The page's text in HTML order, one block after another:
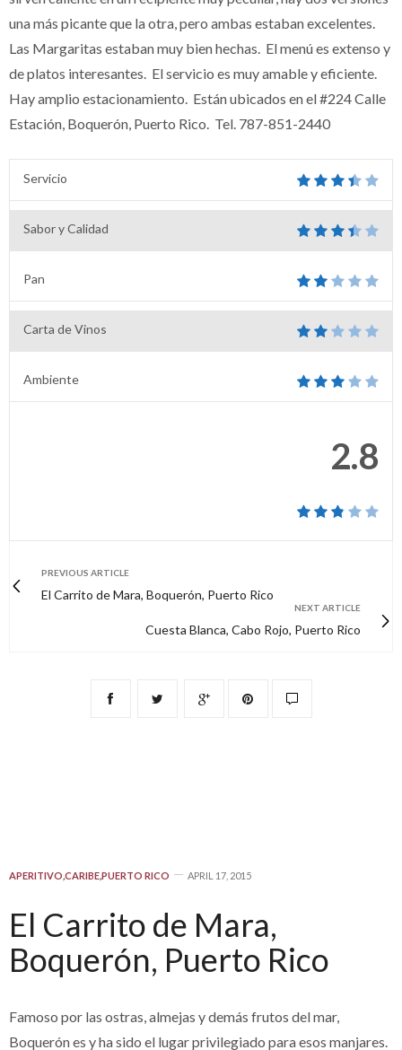
una más picante que la otra, pero ambas estaban excelentes.
Las Margaritas estaban muy bien hechas. El menú es extenso y
de platos interesantes. El servicio es muy amable y eficiente.
Hay amplio estacionamiento. Están ubicados en el #224 Calle
Estación, Boquerón, Puerto Rico. Tel. 787-851-2440
Servicio
Sabor y Calidad
Pan
Carta de Vinos
Ambiente
2.8
PREVIOUS ARTICLE
El Carrito de Mara, Boquerón, Puerto Rico
NEXT ARTICLE
Cuesta Blanca, Cabo Rojo, Puerto Rico
APERITIVO,CARIBE,PUERTO RICO APRIL 17, 2015
El Carrito de Mara,
Boquerón, Puerto Rico
Famoso por las ostras, almejas y demás frutos del mar,
Boquerón es y ha sido el lugar privilegiado para esos manjares.